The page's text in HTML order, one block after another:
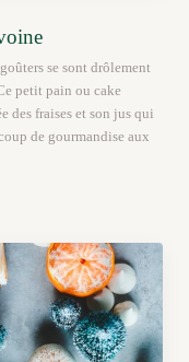
se sont drôlement
petit pain ou cake
des fraises et son jus qui
de gourmandise aux